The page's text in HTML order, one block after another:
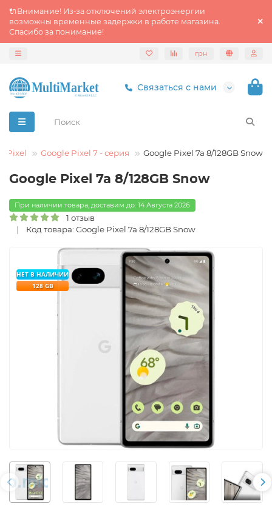
🔌Внимание! Из‑за отключений электроэнергии
возможны временные задержки в работе магазина.
Спасибо за понимание!
грн
Связаться с нами
Pixel Google Pixel 7 - серия Google Pixel 7a 8/128GB Snow
Google Pixel 7a 8/128GB Snow
При наличии товара, доставим до: 14 Августа 2026
1 отзыв
Код товара: Google Pixel 7a 8/128GB Snow
НЕТ В НАЛИЧИИ
128 GB